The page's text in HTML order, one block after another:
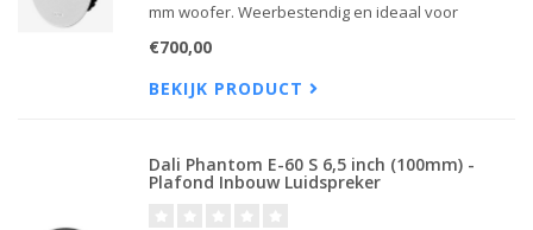
mm woofer. Weerbestendig en ideaal voor
buitengebruik.
€700,00
BEKIJK PRODUCT
Dali Phantom E-60 S 6,5 inch (100mm) -
Plafond Inbouw Luidspreker